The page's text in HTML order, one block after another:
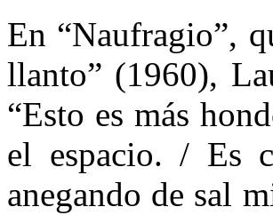
En “Naufragio”,
llanto” (1960),
“Esto es más
el espacio. / Es
anegando de sal